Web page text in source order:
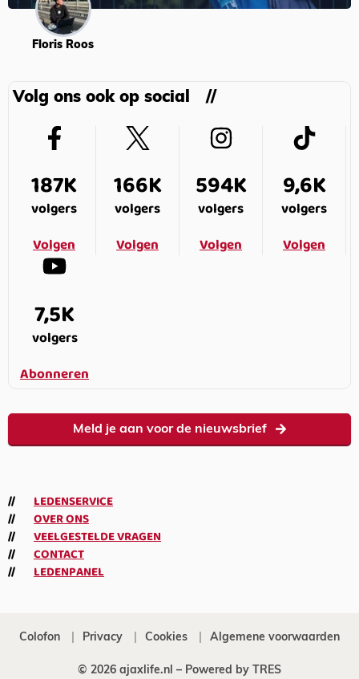
Floris Roos
Volg ons ook op social
187K
volgers
Volgen
166K
volgers
Volgen
594K
volgers
Volgen
9,6K
volgers
Volgen
7,5K
volgers
Abonneren
Meld je aan voor de nieuwsbrief
LEDENSERVICE
OVER ONS
VEELGESTELDE VRAGEN
CONTACT
LEDENPANEL
Colofon Privacy Cookies Algemene voorwaarden
© 2026 ajaxlife.nl – Powered by TRES